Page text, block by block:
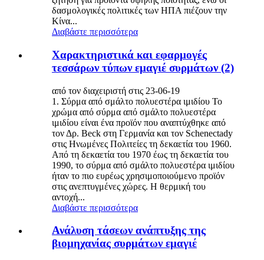
δασμολογικές πολιτικές των ΗΠΑ πιέζουν την
Κίνα...
Διαβάστε περισσότερα
Χαρακτηριστικά και εφαρμογές
τεσσάρων τύπων εμαγιέ συρμάτων (2)
από τον διαχειριστή στις 23-06-19
1. Σύρμα από σμάλτο πολυεστέρα ιμιδίου Το
χρώμα από σύρμα από σμάλτο πολυεστέρα
ιμιδίου είναι ένα προϊόν που αναπτύχθηκε από
τον Δρ. Beck στη Γερμανία και τον Schenectady
στις Ηνωμένες Πολιτείες τη δεκαετία του 1960.
Από τη δεκαετία του 1970 έως τη δεκαετία του
1990, το σύρμα από σμάλτο πολυεστέρα ιμιδίου
ήταν το πιο ευρέως χρησιμοποιούμενο προϊόν
στις ανεπτυγμένες χώρες. Η θερμική του
αντοχή...
Διαβάστε περισσότερα
Ανάλυση τάσεων ανάπτυξης της
βιομηχανίας συρμάτων εμαγιέ